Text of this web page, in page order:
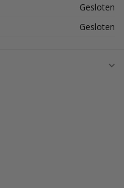
Gesloten
Gesloten